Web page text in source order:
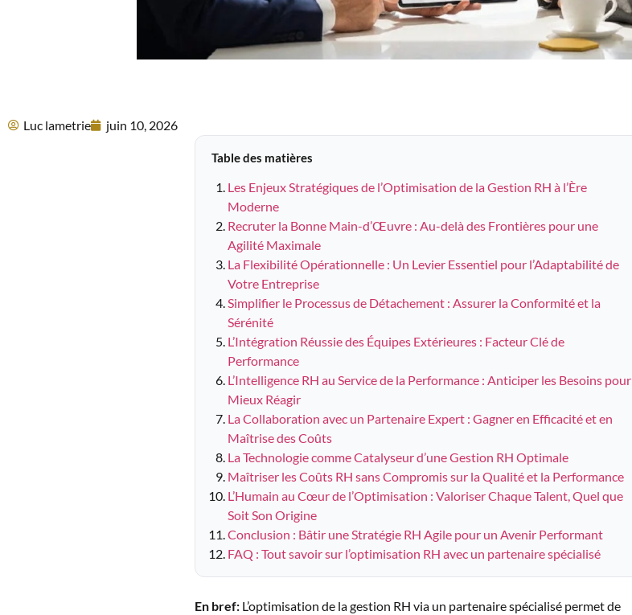
Luc lametrie juin 10, 2026
Table des matières
Les Enjeux Stratégiques de l’Optimisation de la Gestion RH à l’Ère
Moderne
Recruter la Bonne Main-d’Œuvre : Au-delà des Frontières pour une
Agilité Maximale
La Flexibilité Opérationnelle : Un Levier Essentiel pour l’Adaptabilité de
Votre Entreprise
Simplifier le Processus de Détachement : Assurer la Conformité et la
Sérénité
L’Intégration Réussie des Équipes Extérieures : Facteur Clé de
Performance
L’Intelligence RH au Service de la Performance : Anticiper les Besoins pour
Mieux Réagir
La Collaboration avec un Partenaire Expert : Gagner en Efficacité et en
Maîtrise des Coûts
La Technologie comme Catalyseur d’une Gestion RH Optimale
Maîtriser les Coûts RH sans Compromis sur la Qualité et la Performance
L’Humain au Cœur de l’Optimisation : Valoriser Chaque Talent, Quel que
Soit Son Origine
Conclusion : Bâtir une Stratégie RH Agile pour un Avenir Performant
FAQ : Tout savoir sur l’optimisation RH avec un partenaire spécialisé
En bref:L’optimisation de la gestion RH via un partenaire spécialisé permet de